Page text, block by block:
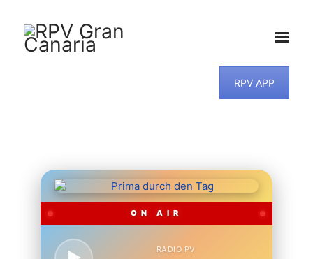
RPV APP
ON AIR
RADIO PV
MUSIKWUNSCH